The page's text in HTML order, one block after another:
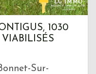
1030
Sur-